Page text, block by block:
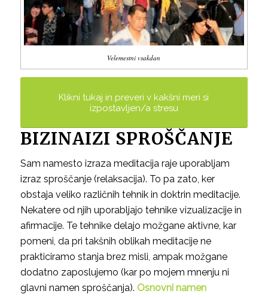
Velemestni vsakdan
Klikni tukaj in preveri v kakšni meri si
izpostavljen/a stresu
BIZINAIZI SPROŠČANJE
Sam namesto izraza meditacija raje uporabljam
izraz sproščanje (relaksacija). To pa zato, ker
obstaja veliko različnih tehnik in doktrin meditacije.
Nekatere od njih uporabljajo tehnike vizualizacije in
afirmacije. Te tehnike delajo možgane aktivne, kar
pomeni, da pri takšnih oblikah meditacije ne
prakticiramo stanja brez misli, ampak možgane
dodatno zaposlujemo (kar po mojem mnenju ni
glavni namen sproščanja). Osnovni namen